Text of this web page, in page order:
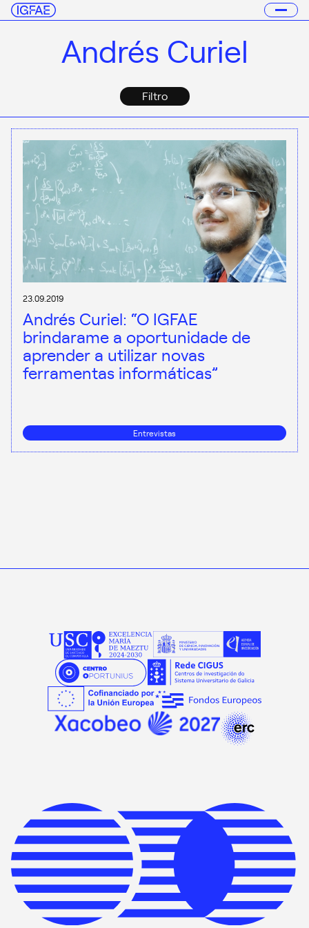
Andrés Curiel
Filtro
23.09.2019
Andrés Curiel: “O IGFAE
brindarame a oportunidade de
aprender a utilizar novas
ferramentas informáticas”
Entrevistas